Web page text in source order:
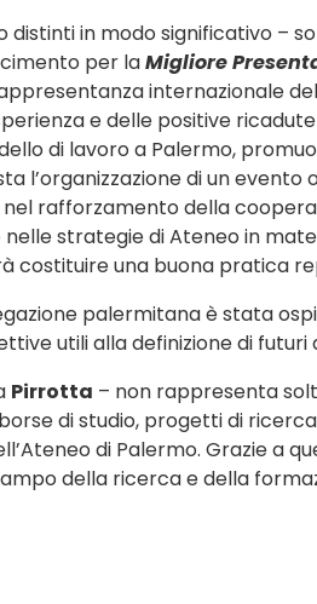
distinti in modo significativo –
per laMigliore
internazionale
e delle positive
di lavoro a Palermo,
l’organizzazione di un
rafforzamento della
strategie di Ateneo in
costituire una buona pratica
palermitana è stata
utili alla definizione di
Pirrotta – non rappresenta
di studio, progetti di
di Palermo. Grazie a
della ricerca e della
consegna i premi alla carriera